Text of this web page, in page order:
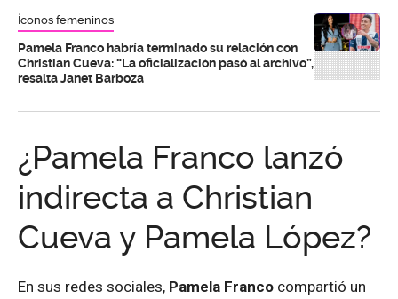
Íconos femeninos
Pamela Franco habría terminado su relación con
Christian Cueva: “La oficialización pasó al archivo”,
resalta Janet Barboza
¿Pamela Franco lanzó
indirecta a Christian
Cueva y Pamela López?
En sus redes sociales, Pamela Franco compartió un